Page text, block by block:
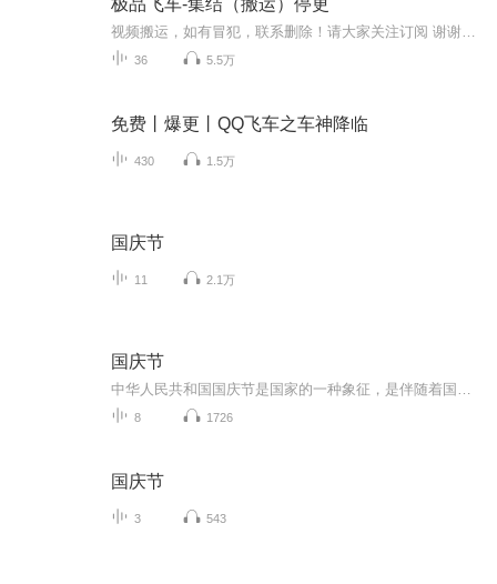
36 5.5万
免费丨爆更丨QQ飞车之车神降临
430 1.5万
国庆节
11 2.1万
国庆节
8 1726
国庆节
3 543